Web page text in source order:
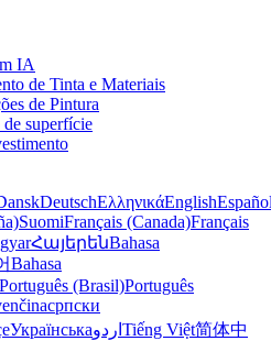
IA
de Tinta e Materiais
de Pintura
de superfície
DeutschΕλληνικάEnglish
SuomiFrançais (Canada)Français
ՀայերենBahasa
Bahasa
Português (Brasil)Português
српски
Українськаاردو Tiếng Việt简体中